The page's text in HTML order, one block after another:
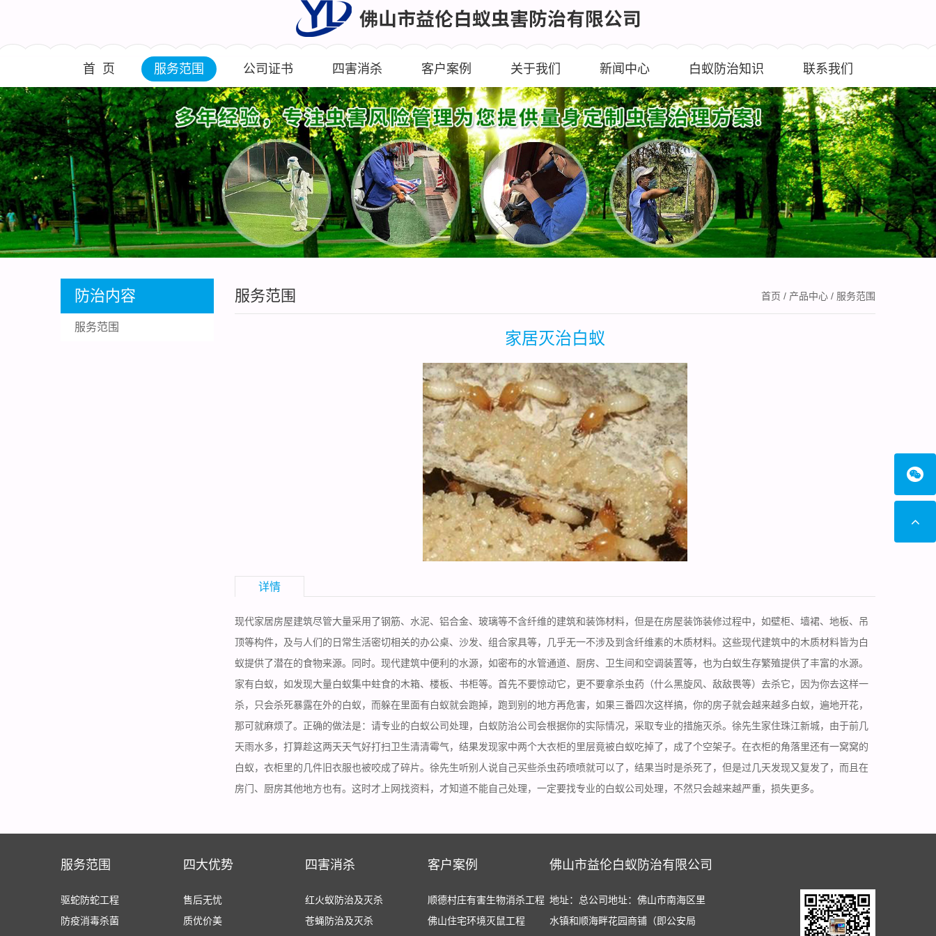
首 页 服务范围 公司证书 四害消杀 客户案例 关于我们 新闻中心 白蚁防治知识 联系我们
防治内容
服务范围
服务范围 首页 / 产品中心 / 服务范围
家居灭治白蚁
详情
现代家居房屋建筑尽管大量采用了钢筋、水泥、铝合金、玻璃等不含纤维的建筑和装饰材料，但是在房屋装饰装修过程中，如壁柜、墙裙、地板、吊
顶等构件，及与人们的日常生活密切相关的办公桌、沙发、组合家具等，几乎无一不涉及到含纤维素的木质材料。这些现代建筑中的木质材料皆为白
蚁提供了潜在的食物来源。同时。现代建筑中便利的水源，如密布的水管通道、厨房、卫生间和空调装置等，也为白蚁生存繁殖提供了丰富的水源。
家有白蚁，如发现大量白蚁集中蛀食的木箱、楼板、书柜等。首先不要惊动它，更不要拿杀虫药（什么黑旋风、敌敌畏等）去杀它，因为你去这样一
杀，只会杀死暴露在外的白蚁，而躲在里面有白蚁就会跑掉，跑到别的地方再危害，如果三番四次这样搞，你的房子就会越来越多白蚁，遍地开花，
那可就麻烦了。正确的做法是：请专业的白蚁公司处理，白蚁防治公司会根据你的实际情况，采取专业的措施灭杀。徐先生家住珠江新城，由于前几
天雨水多，打算趁这两天天气好打扫卫生清清霉气，结果发现家中两个大衣柜的里层竟被白蚁吃掉了，成了个空架子。在衣柜的角落里还有一窝窝的
白蚁，衣柜里的几件旧衣服也被咬成了碎片。徐先生听别人说自己买些杀虫药喷喷就可以了，结果当时是杀死了，但是过几天发现又复发了，而且在
房门、厨房其他地方也有。这时才上网找资料，才知道不能自己处理，一定要找专业的白蚁公司处理，不然只会越来越严重，损失更多。
服务范围
驱蛇防蛇工程
防疫消毒杀菌
四大优势
售后无忧
质优价美
四害消杀
红火蚁防治及灭杀
苍蝇防治及灭杀
客户案例
顺德村庄有害生物消杀工程
佛山住宅环境灭鼠工程
佛山市益伦白蚁防治有限公司
地址：总公司地址：佛山市南海区里
水镇和顺海畔花园商铺（即公安局